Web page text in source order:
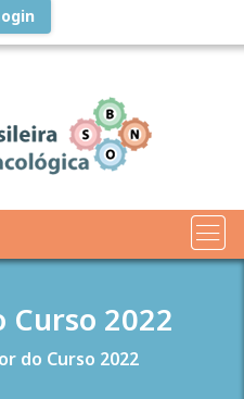
Curso 2022
do Curso 2022